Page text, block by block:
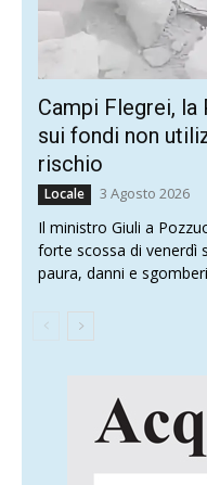
Campi Flegrei, la
sui fondi non
rischio
Locale 3 Agosto 2026
Il ministro Giuli a
forte scossa di venerdì
paura, danni e